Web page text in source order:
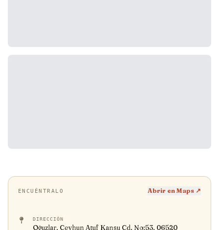
ENCUÉNTRALO Abrir en Maps ↗
DIRECCIÓN
Oğuzlar, Ceyhun Atuf Kansu Cd. No:53, 06520